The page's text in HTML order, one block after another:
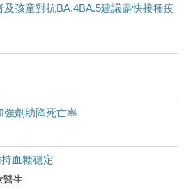
孩童對抗BA.4BA.5建議盡快接種疫
強劑助降死亡率
血糖穩定
醫生